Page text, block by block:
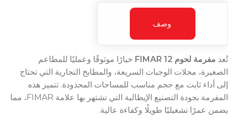
وصف
تُعد مفرمة لحوم 12 FIMAR
خيارًا موثوقًا وعمليًا للمطاعم
الصغيرة، محلات الوجبات السريعة، والمطابخ التجارية التي تحتاج
إلى أداء ثابت مع حجم مناسب للمساحات المحدودة. تتميز هذه
المفرمة بجودة التصنيع الإيطالية التي تشتهر بها علامة FIMAR، مما
يضمن عمرًا تشغيليًا طويلًا وكفاءة عالية.